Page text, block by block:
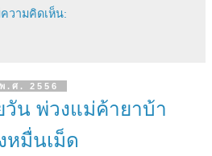
วามคิดเห็น:
.ศ. 2556
วัน พ่วงแม่ค้ายาบ้า
หมื่นเม็ด